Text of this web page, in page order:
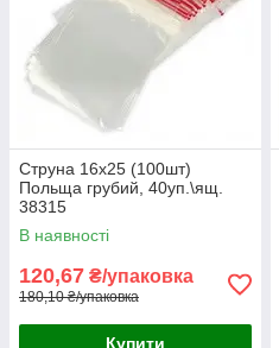
Струна 16х25 (100шт)
Польща грубий, 40уп.\ящ.
38315
В наявності
120,67 ₴/упаковка
180,10 ₴/упаковка
Купити